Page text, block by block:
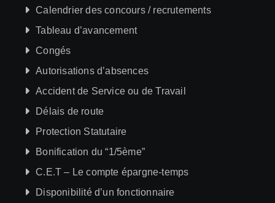
Calendrier des concours / recrutements
Tableau d’avancement
Congés
Autorisations d’absences
Accident de Service ou de Travail
Délais de route
Protection Statutaire
Bonification du “1/5ème”
C.E.T – Le compte épargne-temps
Disponibilité d’un fonctionnaire